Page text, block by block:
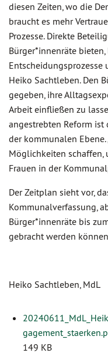
diesen Zeiten, wo die
braucht es mehr
Prozesse. Direkte
Bürger*innenräte
Entscheidungsprozesse
Heiko Sachtleben. Den
gegeben, ihre
Arbeit einfließen zu
angestrebten Reform
der kommunalen
Möglichkeiten schaffen,
Frauen in der
Der Zeitplan sieht vor,
Kommunalverfassung,
Bürger*innenräte bis
gebracht werden
Heiko Sachtleben, MdL
149 KB